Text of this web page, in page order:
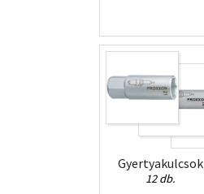
Gyertyakulcsok
12 db.